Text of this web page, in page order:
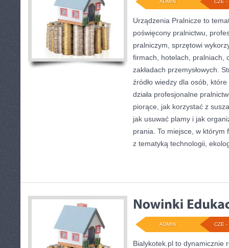
CZE -
ADMIN
Urządzenia Pralnicze to
poświęcony pralnictwu,
pralniczym, sprzętowi
firmach, hotelach, pralniach,
zakładach przemysłowych.
źródło wiedzy dla osób,
działa profesjonalne
piorące, jak korzystać z
jak usuwać plamy i jak
prania. To miejsce, w którym
z tematyką technologii,
CZE -
ADMIN
Bialykotek.pl to dynamicznie